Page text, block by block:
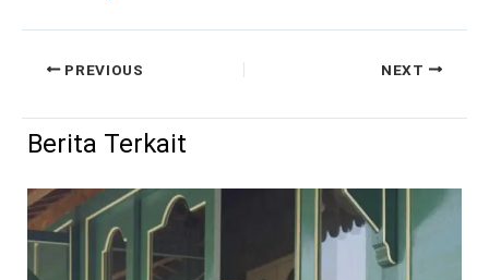
PREVIOUS NEXT
Berita Terkait